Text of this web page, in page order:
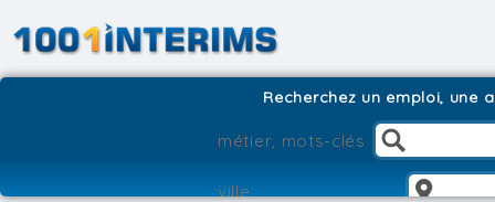
Recherchez un emploi, une